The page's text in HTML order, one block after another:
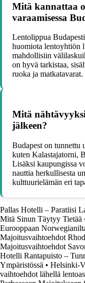
Mitä kannattaa
varaamisessa
Lentolippua
huomiota lentoyhtiön
mahdollisiin
on hyvä tarkistaa,
ruoka ja matkatavarat.
Mitä
jälkeen?
Budapest on tunnettu
kuten Kalastajatorni,
Lisäksi kaupungissa
nauttia herkullisesta
kulttuurielämän eri
Pallas Hotelli – Paratiisi
Mitä Sinun Täytyy Tietää
Eurooppaan
Majoitusvaihtoehdot
Majoitusvaihtoehdot
Hotelli Rantapuisto –
Ympäristössä • Helsinki-
vaihtoehdot lähellä